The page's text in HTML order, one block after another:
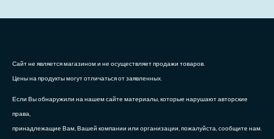
Сайт не является магазином и не осуществляет продажи товаров.
Цены на продукты могут отличаться от заявленных.
Если Вы обнаружили на нашем сайте материалы, которые нарушают авторские
права,
принадлежащие Вам, Вашей компании или организации, пожалуйста, сообщите нам.